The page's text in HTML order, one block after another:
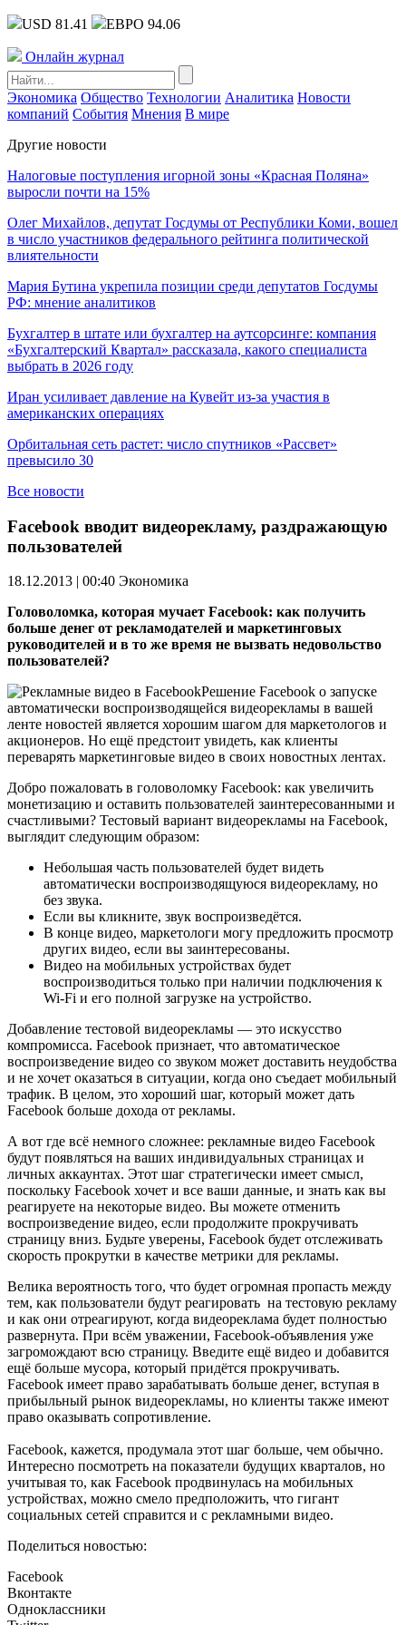
USD 81.41 ЕВРО 94.06
Онлайн журнал
Экономика Общество Технологии Аналитика Новости
компаний События Мнения В мире
Другие новости
Налоговые поступления игорной зоны «Красная Поляна»
выросли почти на 15%
Олег Михайлов, депутат Госдумы от Республики Коми, вошел
в число участников федерального рейтинга политической
влиятельности
Мария Бутина укрепила позиции среди депутатов Госдумы
РФ: мнение аналитиков
Бухгалтер в штате или бухгалтер на аутсорсинге: компания
«Бухгалтерский Квартал» рассказала, какого специалиста
выбрать в 2026 году
Иран усиливает давление на Кувейт из-за участия в
американских операциях
Орбитальная сеть растет: число спутников «Рассвет»
превысило 30
Все новости
Facebook вводит видеорекламу, раздражающую
пользователей
18.12.2013 | 00:40 Экономика
Головоломка, которая мучает Facebook: как получить
больше денег от рекламодателей и маркетинговых
руководителей и в то же время не вызвать недовольство
пользователей?
Решение Facebook о запуске
автоматически воспроизводящейся видеорекламы в вашей
ленте новостей является хорошим шагом для маркетологов и
акционеров. Но ещё предстоит увидеть, как клиенты
переварять маркетинговые видео в своих новостных лентах.
Добро пожаловать в головоломку Facebook: как увеличить
монетизацию и оставить пользователей заинтересованными и
счастливыми? Тестовый вариант видеорекламы на Facebook,
выглядит следующим образом:
Небольшая часть пользователей будет видеть
автоматически воспроизводящуюся видеорекламу, но
без звука.
Если вы кликните, звук воспроизведётся.
В конце видео, маркетологи могу предложить просмотр
других видео, если вы заинтересованы.
Видео на мобильных устройствах будет
воспроизводиться только при наличии подключения к
Wi-Fi и его полной загрузке на устройство.
Добавление тестовой видеорекламы — это искусство
компромисса. Facebook признает, что автоматическое
воспроизведение видео со звуком может доставить неудобства
и не хочет оказаться в ситуации, когда оно съедает мобильный
трафик. В целом, это хороший шаг, который может дать
Facebook больше дохода от рекламы.
А вот где всё немного сложнее: рекламные видео Facebook
будут появляться на ваших индивидуальных страницах и
личных аккаунтах. Этот шаг стратегически имеет смысл,
поскольку Facebook хочет и все ваши данные, и знать как вы
реагируете на некоторые видео. Вы можете отменить
воспроизведение видео, если продолжите прокручивать
страницу вниз. Будьте уверены, Facebook будет отслеживать
скорость прокрутки в качестве метрики для рекламы.
Велика вероятность того, что будет огромная пропасть между
тем, как пользователи будут реагировать на тестовую рекламу
и как они отреагируют, когда видеореклама будет полностью
развернута. При всём уважении, Facebook-объявления уже
загромождают всю страницу. Введите ещё видео и добавится
ещё больше мусора, который придётся прокручивать.
Facebook имеет право зарабатывать больше денег, вступая в
прибыльный рынок видеорекламы, но клиенты также имеют
право оказывать сопротивление.
Facebook, кажется, продумала этот шаг больше, чем обычно.
Интересно посмотреть на показатели будущих кварталов, но
учитывая то, как Facebook продвинулась на мобильных
устройствах, можно смело предположить, что гигант
социальных сетей справится и с рекламными видео.
Поделиться новостью:
Facebook
Вконтакте
Одноклассники